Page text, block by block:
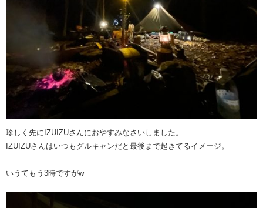
珍しく先にIZUIZUさんにおやすみなさいしました。
IZUIZUさんはいつもグルキャンだと最後まで起きてるイメージ。
いうてもう3時ですがw